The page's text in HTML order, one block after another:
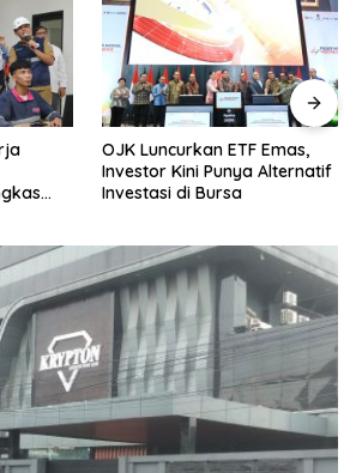
OJK Luncurkan ETF Emas,
Investor Kini Punya Alternatif
Investasi di Bursa